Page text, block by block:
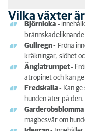
Vilka växter är
Hundar och
Hundar bör
Vilka växter
Björnloka -
brännskadeliknande
Gullregn - Fröna
kräkningar, slöhet
Änglatrumpet -
atropinet och kan
Fredskalla - Kan ge
hunden äter på den.
Garderobsblomma
magbesvär om